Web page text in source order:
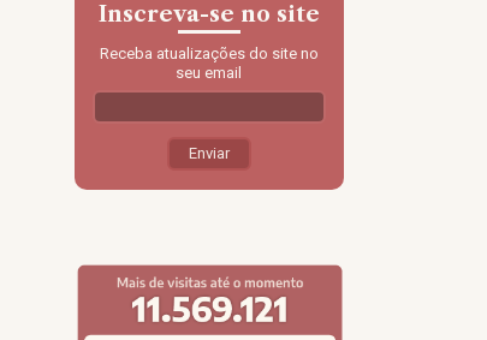
Inscreva-se no site
Receba atualizações do site no
seu email